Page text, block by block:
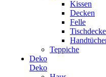
Kissen
Decken
Felle
Teppiche
Deko
Deko